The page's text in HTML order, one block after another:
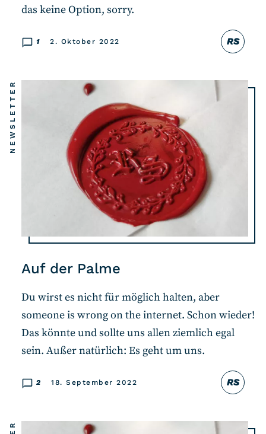
RS
1 2. Oktober 2022
das keine Option, sorry.
Auf der Palme
NEWSLETTER
RS
2 18. September 2022
Du wirst es nicht für möglich halten, aber
someone is wrong on the internet. Schon wieder!
Das könnte und sollte uns allen ziemlich egal
sein. Außer natürlich: Es geht um uns.